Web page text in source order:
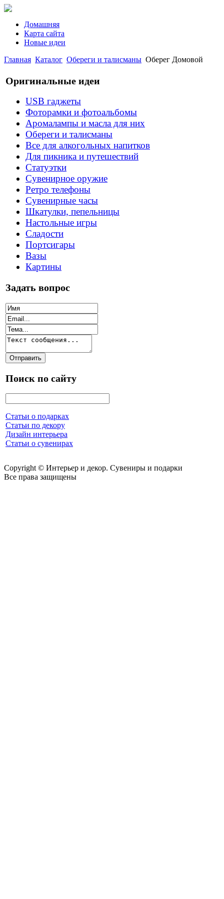
Домашняя
Карта сайта
Новые идеи
Главная Каталог Обереги и талисманы Оберег Домовой
Оригинальные идеи
USB гаджеты
Фоторамки и фотоальбомы
Аромалампы и масла для них
Обереги и талисманы
Все для алкогольных напитков
Для пикника и путешествий
Статуэтки
Сувенирное оружие
Ретро телефоны
Сувенирные часы
Шкатулки, пепельницы
Настольные игры
Сладости
Портсигары
Вазы
Картины
Задать вопрос
Поиск по сайту
Статьи о подарках
Статьи по декору
Дизайн интерьера
Статьи о сувенирах
Copyright © Интерьер и декор. Сувениры и подарки
Все права защищены